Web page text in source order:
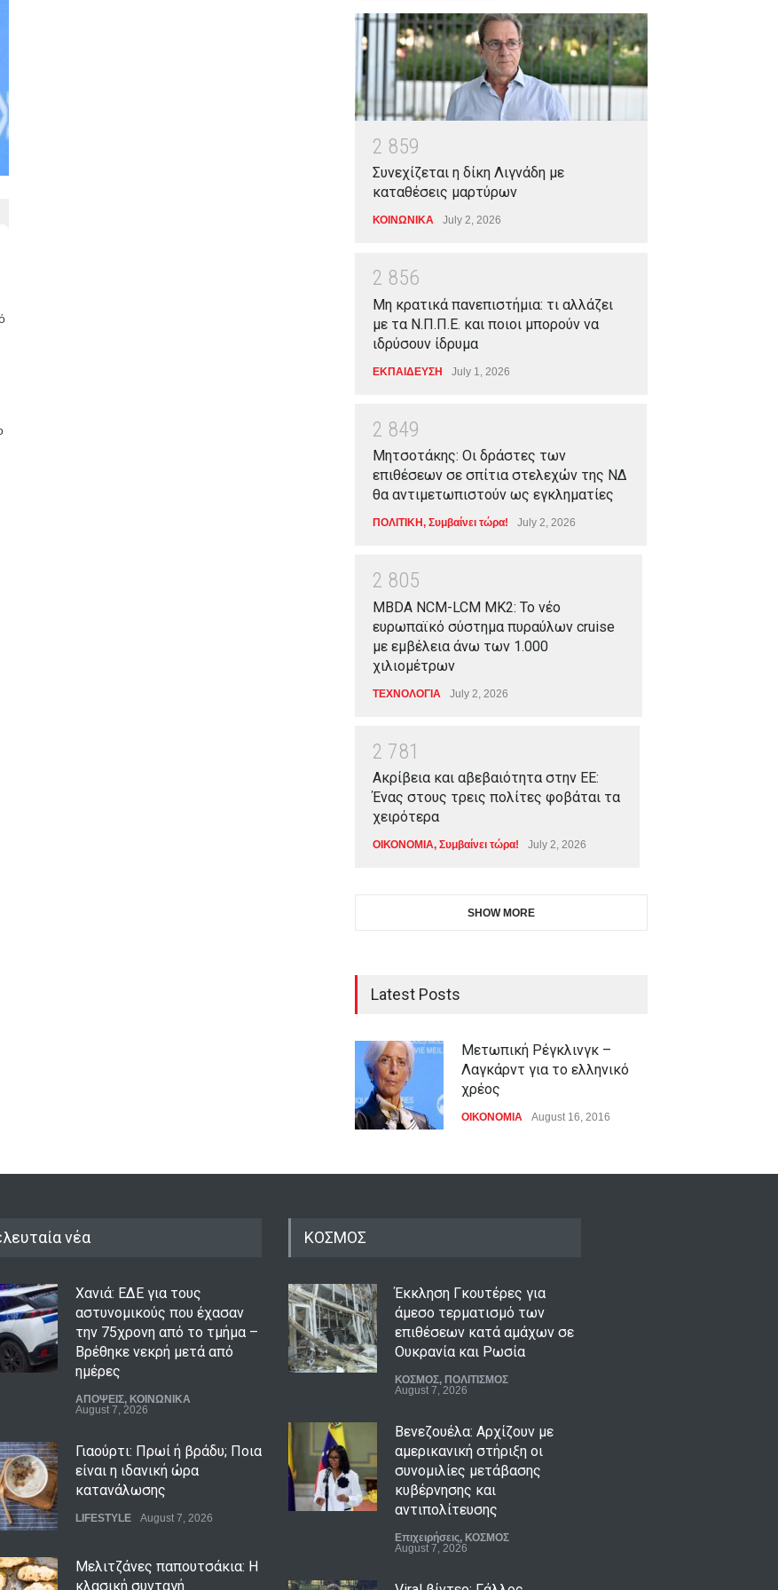
2 859
Συνεχίζεται η δίκη Λιγνάδη με
καταθέσεις μαρτύρων
ΚΟΙΝΩΝΙΚΑ July 2, 2026
2 856
Μη κρατικά πανεπιστήμια: τι αλλάζει
με τα Ν.Π.Π.Ε. και ποιοι μπορούν να
ιδρύσουν ίδρυμα
ΕΚΠΑΙΔΕΥΣΗ July 1, 2026
2 849
Μητσοτάκης: Οι δράστες των
επιθέσεων σε σπίτια στελεχών της ΝΔ
θα αντιμετωπιστούν ως εγκληματίες
ΠΟΛΙΤΙΚΗ, Συμβαίνει τώρα! July 2, 2026
2 805
MBDA NCM-LCM MK2: Το νέο
ευρωπαϊκό σύστημα πυραύλων cruise
με εμβέλεια άνω των 1.000
χιλιομέτρων
ΤΕΧΝΟΛΟΓΙΑ July 2, 2026
2 781
Ακρίβεια και αβεβαιότητα στην ΕΕ:
Ένας στους τρεις πολίτες φοβάται τα
χειρότερα
ΟΙΚΟΝΟΜΙΑ, Συμβαίνει τώρα! July 2, 2026
SHOW MORE
Latest Posts
Μετωπική Ρέγκλινγκ –
Λαγκάρντ για το ελληνικό
χρέος
ΟΙΚΟΝΟΜΙΑ August 16, 2016
νέα
Χανιά: ΕΔΕ για τους
αστυνομικούς που έχασαν
την 75χρονη από το τμήμα –
Βρέθηκε νεκρή μετά από
ημέρες
ΑΠΟΨΕΙΣ, ΚΟΙΝΩΝΙΚΑ
August 7, 2026
Γιαούρτι: Πρωί ή βράδυ; Ποια
είναι η ιδανική ώρα
κατανάλωσης
LIFESTYLE August 7, 2026
Μελιτζάνες παπουτσάκια: Η
κλασική συνταγή
ΚΟΣΜΟΣ
Έκκληση Γκουτέρες για
άμεσο τερματισμό των
επιθέσεων κατά αμάχων σε
Ουκρανία και Ρωσία
ΚΟΣΜΟΣ, ΠΟΛΙΤΙΣΜΟΣ
August 7, 2026
Βενεζουέλα: Αρχίζουν με
αμερικανική στήριξη οι
συνομιλίες μετάβασης
κυβέρνησης και
αντιπολίτευσης
Επιχειρήσεις, ΚΟΣΜΟΣ
August 7, 2026